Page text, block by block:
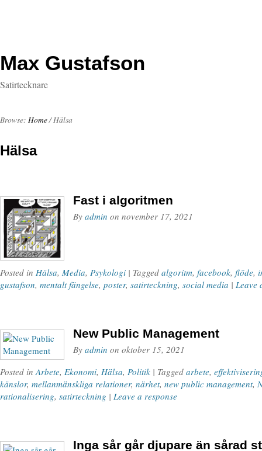
Max Gustafson
Satirtecknare
Browse: Home/Hälsa
Hälsa
Fast i algoritmen
By admin on november 17, 2021
Posted in Hälsa, Media, Psykologi | Tagged algoritm, facebook, flöde,
gustafson, mentalt fängelse, poster, satirteckning, social media | Leave
New Public Management
By admin on oktober 15, 2021
Posted inArbete, Ekonomi, Hälsa, Politik | Tagged arbete,
känslor, mellanmänskliga relationer, närhet, new public management,
rationalisering, satirteckning | Leave a response
Inga sår går djupare än sårad